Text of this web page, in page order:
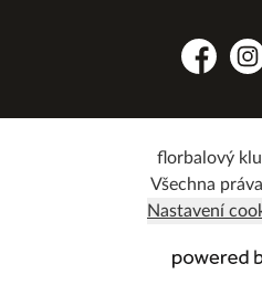
Facebook
florbalový
Všechna
Nastavení